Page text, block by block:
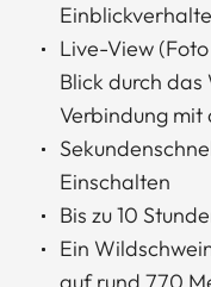
Live-View
Blick durch
Verbindung
Einschalten
Bis zu 10
Ein